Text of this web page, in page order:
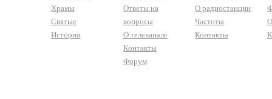
Храмы
Святые
История
Ответы на
вопросы
О телеканале
Контакты
Форум
О радиостанции
Частоты
Контакты